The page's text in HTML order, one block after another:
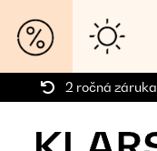
2 ročná záruka